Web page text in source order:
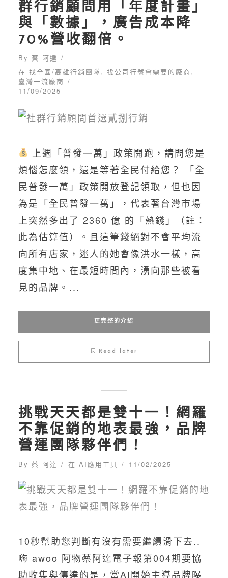
群行銷顧問用「年度計畫」
與「數據」，廣告成本降
70%營收翻倍。
By 蔡 阿達
在 找全國/高雄行銷團隊, 找公司行號會需要的廠商 ,
臺灣一流廠商
11/09/2025
上週「普發一萬」政策開跑，請問您是
煩惱怎麼領，還是等著全民付給您？ 「全
民普發一萬」政策開放登記領取，但也因
為是「全民普發一萬」，代表著台灣市場
上突然多出了 2360 億 的「熱錢」（註：
此為估算值）。且這筆錢絕對不會平均流
向所有店家，迷人的她會像洪水一樣，高
度集中地、在最短時間內，湧向那些被看
見的品牌。...
更完整的介紹
Read later
挑戰天天都是雙十一！網羅
不靠促銷的地表最強，品牌
營運團隊夥伴們！
By 蔡 阿達 在 AI應用工具 11/02/2025
10秒幫助您判斷有沒有需要繼續滑下去..
嗨 awoo 阿物蔡阿達電子報第004期要協
助收集與傳達的是，當AI開始主導品牌曝